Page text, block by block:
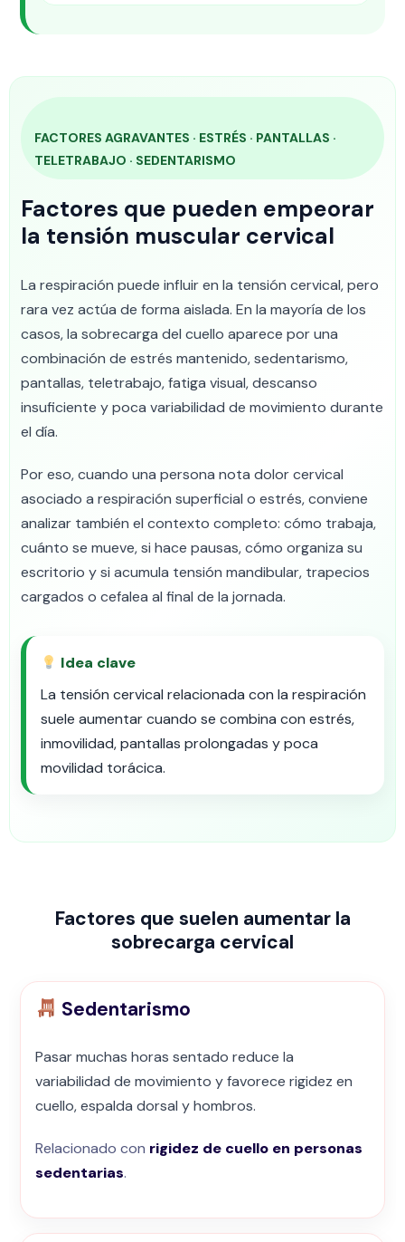
FACTORES AGRAVANTES · ESTRÉS · PANTALLAS ·
TELETRABAJO · SEDENTARISMO
Factores que pueden empeorar
la tensión muscular cervical
La respiración puede influir en la tensión cervical, pero
rara vez actúa de forma aislada. En la mayoría de los
casos, la sobrecarga del cuello aparece por una
combinación de estrés mantenido, sedentarismo,
pantallas, teletrabajo, fatiga visual, descanso
insuficiente y poca variabilidad de movimiento durante
el día.
Por eso, cuando una persona nota dolor cervical
asociado a respiración superficial o estrés, conviene
analizar también el contexto completo: cómo trabaja,
cuánto se mueve, si hace pausas, cómo organiza su
escritorio y si acumula tensión mandibular, trapecios
cargados o cefalea al final de la jornada.
Idea clave
La tensión cervical relacionada con la respiración
suele aumentar cuando se combina con estrés,
inmovilidad, pantallas prolongadas y poca
movilidad torácica.
Factores que suelen aumentar la
sobrecarga cervical
Sedentarismo
Pasar muchas horas sentado reduce la
variabilidad de movimiento y favorece rigidez en
cuello, espalda dorsal y hombros.
Relacionado con rigidez de cuello en personas
sedentarias.